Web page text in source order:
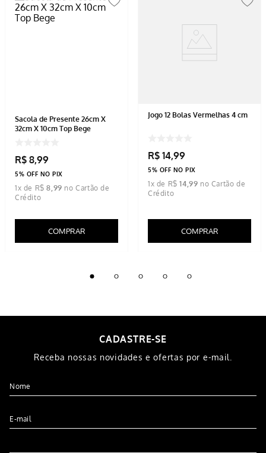
Sacola de Presente 26cm X
32cm X 10cm Top Bege
R$ 8,99
5% OFF NO PIX
1x de R$ 8 99
COMPRAR
Jogo 12 Bolas Vermelhas 4 cm
R$ 14,99
5% OFF NO PIX
1x de R$ 14 ,99
COMPRAR
CADASTRE-SE
Receba nossas novidades e ofertas por e-mail.